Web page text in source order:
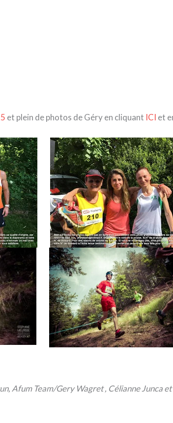
et plein de photos de Géry en cliquant ICI et
Afum Team/Gery Wagret , Célianne Junca